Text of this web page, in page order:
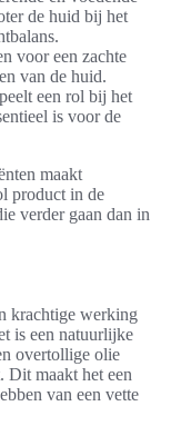
de huid bij het
voor een zachte
van de huid.
een rol bij het
is voor de
maakt
product in de
verder gaan dan in
krachtige werking
is een natuurlijke
overtollige olie
Dit maakt het een
van een vette